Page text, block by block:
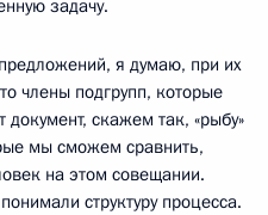
задачу.
я думаю, при их
члены подгрупп, которые
скажем так, «рыбу»
мы сможем сравнить,
на этом совещании.
структуру процесса.